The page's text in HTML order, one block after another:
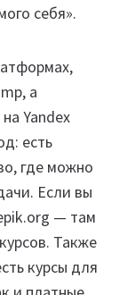
себя».
а
Yandex
есть
где можно
Если вы
— там
Также
курсы для